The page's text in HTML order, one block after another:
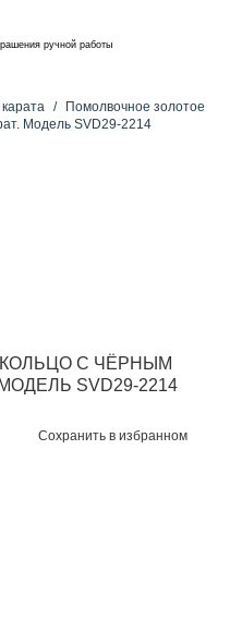
ручной работы
Помолвочное золотое
Модель SVD29-2214
С ЧЁРНЫМ
SVD29-2214
Сохранить в избранном